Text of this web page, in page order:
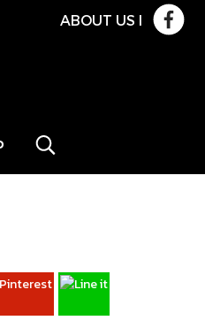
ABOUT US l